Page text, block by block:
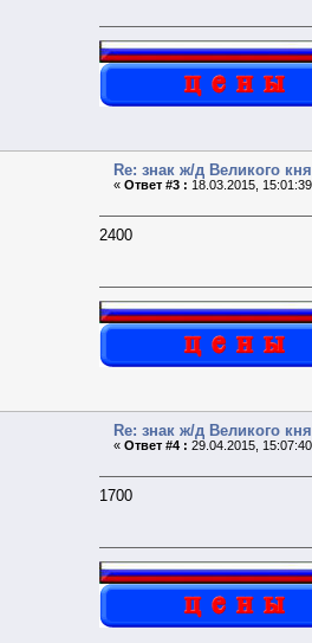
Re: знак ж/д Великого
«Ответ #3 : 18.03.2015,
2400
Re: знак ж/д Великого
«Ответ #4 : 29.04.2015,
1700